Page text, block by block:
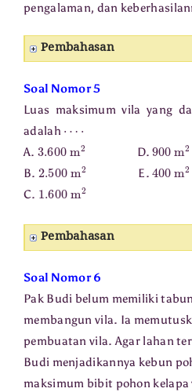
pengalaman, dan
Pembahasan
Soal Nomor 5
Luas maksimum vila yang
adalah
A. 3.600 m D.900 m
B. 2.500 m E. 400 m
C. 1.600 m
Pembahasan
Soal Nomor 6
Pak Budi belum memiliki
membangun vila. Ia
pembuatan vila. Agar lahan
Budi menjadikannya kebun
maksimum bibit pohon